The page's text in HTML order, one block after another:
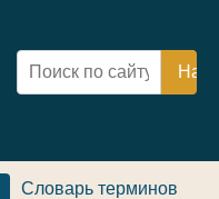
Словарь терминов